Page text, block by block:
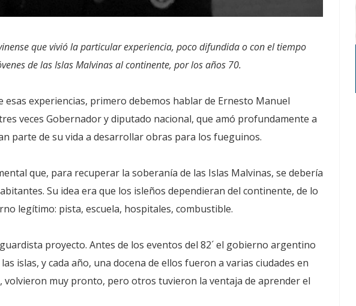
que vivió la particular experiencia, poco difundida o con el tiempo
de las Islas Malvinas al continente, por los años 70.
esas experiencias, primero debemos hablar de Ernesto Manuel
veces Gobernador y diputado nacional, que amó profundamente a
parte de su vida a desarrollar obras para los fueguinos.
que, para recuperar la soberanía de las Islas Malvinas, se debería
Su idea era que los isleños dependieran del continente, de lo
legítimo: pista, escuela, hospitales, combustible.
proyecto. Antes de los eventos del 82´ el gobierno argentino
islas, y cada año, una docena de ellos fueron a varias ciudades en
volvieron muy pronto, pero otros tuvieron la ventaja de aprender el